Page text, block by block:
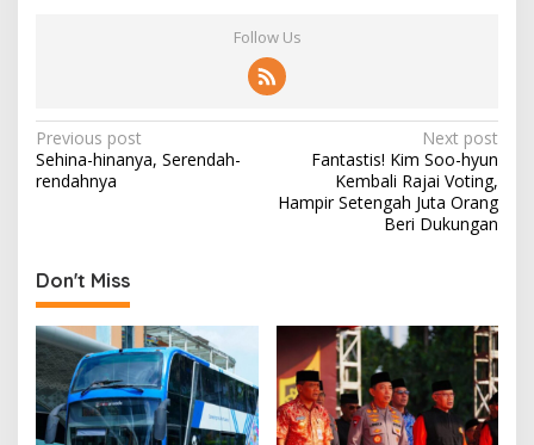
Follow Us
P
o
n
a
v
i
g
Previous post
Sehina-hinanya, Serendah-
rendahnya
Next post
Fantastis! Kim Soo-hyun
Kembali Rajai Voting,
Hampir Setengah Juta Orang
Beri Dukungan
Don't Miss